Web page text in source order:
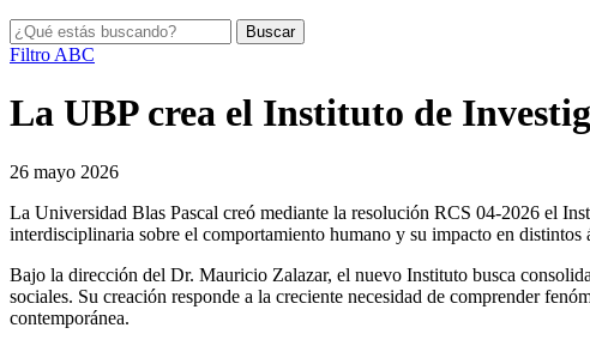
Filtro ABC
La UBP crea el Instituto de
26 mayo 2026
La Universidad Blas Pascal creó mediante la resolución RCS 04-2026 el
interdisciplinaria sobre el comportamiento humano y su impacto en
Bajo la dirección del Dr. Mauricio Zalazar, el nuevo Instituto busca
sociales. Su creación responde a la creciente necesidad de comprender
contemporánea.